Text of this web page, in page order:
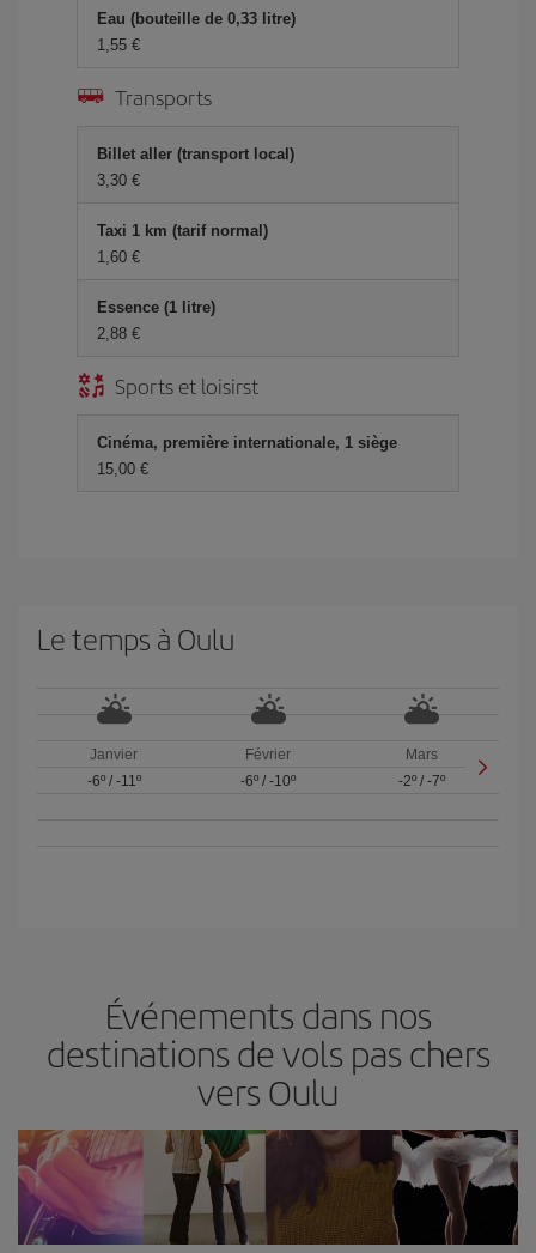
Eau (bouteille de 0,33 litre)
1,55 €
Transports
Billet aller (transport local)
3,30 €
Taxi 1 km (tarif normal)
1,60 €
Essence (1 litre)
2,88 €
Sports et loisirst
Cinéma, première internationale, 1 siège
15,00 €
Le temps à Oulu
Janvier
-6º/ -11º
Février
-6º / -10º
Mars
-2º /-7º
Événements dans nos
destinations de vols pas chers
vers Oulu